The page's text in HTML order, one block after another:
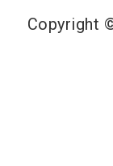
Copyright